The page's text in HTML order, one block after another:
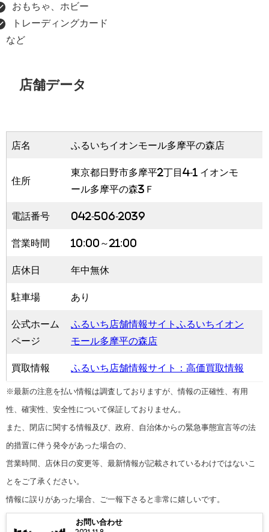
おもちゃ、ホビー
トレーディングカード
など
店舗データ
店名 ふるいちイオンモール多摩平の森店
住所
東京都日野市多摩平2丁目4-1 イオンモ
ール多摩平の森3Ｆ
電話番号 042-506-2039
営業時間 10:00～21:00
店休日 年中無休
駐車場 あり
公式ホーム
ページ
ふるいち店舗情報サイトふるいちイオン
モール多摩平の森店
買取情報 ふるいち店舗情報サイト：高価買取情報
※最新の注意を払い情報は調査しておりますが、情報の正確性、有用
性、確実性、安全性について保証しておりません。
また、閉店に関する情報及び、政府、自治体からの緊急事態宣言等の法
的措置に伴う発令があった場合の、
営業時間、店休日の変更等、最新情報が記載されているわけではないこ
とをご了承ください。
情報に誤りがあった場合、ご一報下さると非常に嬉しいです。
お問い合わせ